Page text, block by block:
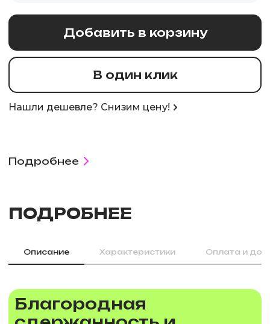
Добавить в корзину
В один клик
Нашли дешевле? Снизим цену!
Подробнее
ПОДРОБНЕЕ
Описание Характеристики Оплата и
Благородная